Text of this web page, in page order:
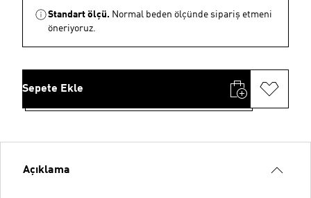
Standart ölçü. Normal beden ölçünde sipariş etmeni
öneriyoruz.
Sepete Ekle
Açıklama